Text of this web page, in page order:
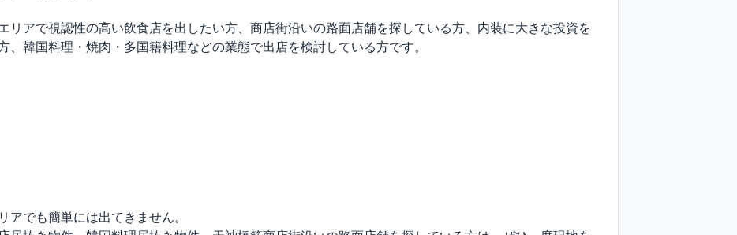
リアで視認性の高い飲食店を出したい方、商店街沿いの路面店舗を探している方、内装に大きな投資を
、韓国料理・焼肉・多国籍料理などの業態で出店を検討している方です。
でも簡単には出てきません。